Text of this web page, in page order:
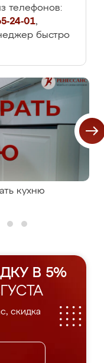
телефонов:
24-01,
быстро
кухню
В 5%
скидка